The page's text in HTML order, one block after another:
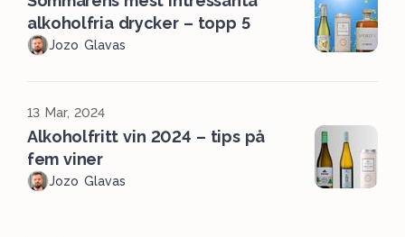
alkoholfria drycker – topp 5
Jozo Glavas
13 Mar, 2024
Alkoholfritt vin 2024 – tips på
fem viner
Jozo Glavas